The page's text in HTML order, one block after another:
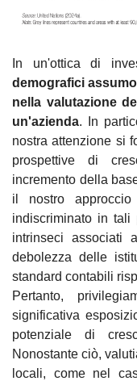
In un'ottica di
demografici
nella valutazione
un'azienda. In
nostra attenzione si
prospettive di
incremento della
il nostro
indiscriminato in tali
intrinseci associati
debolezza delle
standard contabili
Pertanto,
significativa
potenziale di
Nonostante ciò,
locali, come nel